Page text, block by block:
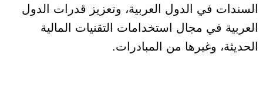
السندات في الدول العربية، وتعزيز قدرات الدول
العربية في مجال استخدامات التقنيات المالية
الحديثة، وغيرها من المبادرات.